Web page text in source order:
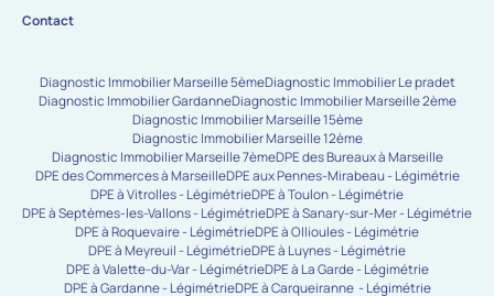
Contact
Diagnostic Immobilier Marseille 5èmeDiagnostic Immobilier Le pradet
Diagnostic Immobilier GardanneDiagnostic Immobilier Marseille 2ème
Diagnostic Immobilier Marseille 15ème
Diagnostic Immobilier Marseille 12ème
Diagnostic Immobilier Marseille 7èmeDPE des Bureaux à Marseille
DPE des Commerces à MarseilleDPE aux Pennes-Mirabeau - Légimétrie
DPE à Vitrolles - LégimétrieDPE à Toulon - Légimétrie
DPE à Septèmes-les-Vallons - LégimétrieDPE à Sanary-sur-Mer - Légimétrie
DPE à Roquevaire - LégimétrieDPE à Ollioules - Légimétrie
DPE à Meyreuil - LégimétrieDPE à Luynes - Légimétrie
DPE à Valette-du-Var - LégimétrieDPE à La Garde - Légimétrie
DPE à Gardanne - LégimétrieDPE à Carqueiranne - Légimétrie